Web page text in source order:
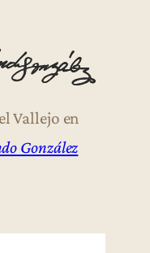
Vallejo en
González